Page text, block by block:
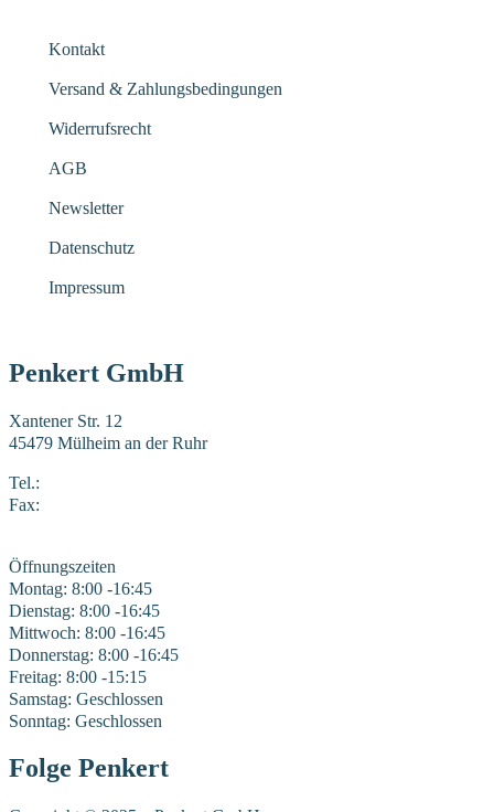
Kontakt
Versand & Zahlungsbedingungen
Widerrufsrecht
AGB
Newsletter
Datenschutz
Impressum
Penkert GmbH
Xantener Str. 12
45479 Mülheim an der Ruhr
Tel.:
Fax:
Öffnungszeiten
Montag: 8:00 -16:45
Dienstag: 8:00 -16:45
Mittwoch: 8:00 -16:45
Donnerstag: 8:00 -16:45
Freitag: 8:00 -15:15
Samstag: Geschlossen
Sonntag: Geschlossen
Folge Penkert